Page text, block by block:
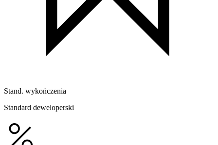
Stand. wykończenia
Standard deweloperski